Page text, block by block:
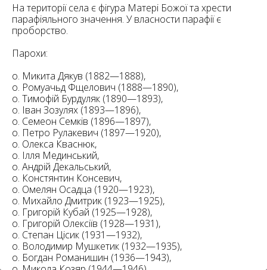
На території села є фігура Матері Божої та хрести
парафіяльного значення. У власности парафії є
проборство.
Парохи:
о. Микита Дякув (1882—1888),
о. Ромуачьд Фщелович (1888—1890),
о. Тимофій Бурдуляк (1890—1893),
о. Іван Зозулях (1893—1896),
о. Семеон Семків (1896—1897),
о. Петро Рулакевич (1897—1920),
о. Олекса Кваснюк,
о. Ілля Мединський,
о. Андрій Декальський,
о. Констянтин Консевич,
о. Омелян Осадца (1920—1923),
о. Михайло Дмитрик (1923—1925),
о. Григорій Кубай (1925—1928),
о. Григорій Олексіїв (1928—1931),
о. Степан Цісик (1931—1932),
о. Володимир Мушкетик (1932—1935),
о. Богдан Романишин (1936—1943),
16
10
2